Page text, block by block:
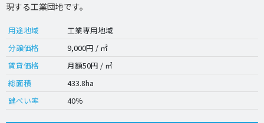
現する工業団地です。
用途地域
工業専用地域
分譲価格
9,000円 / ㎡
賃貸価格
月額50円 / ㎡
総面積
433.8ha
建ぺい率
40％